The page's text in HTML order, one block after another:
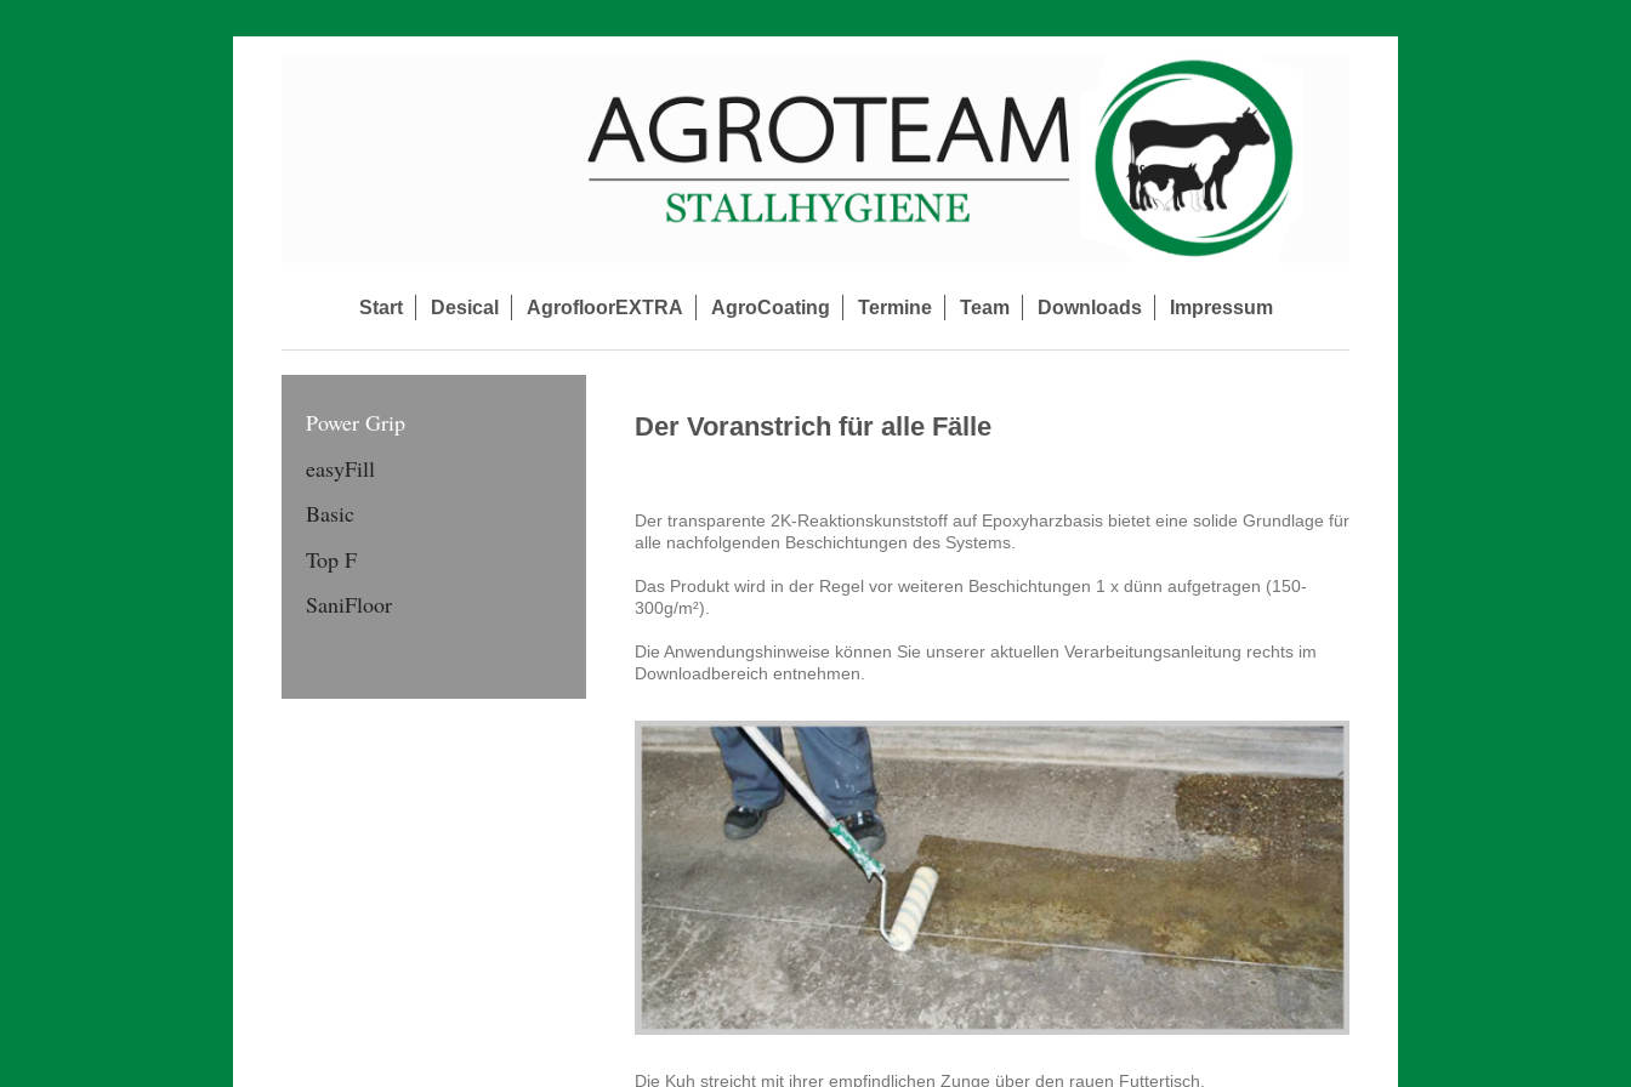
Start Desical AgrofloorEXTRA AgroCoating Termine Team Downloads Impressum
Der Voranstrich für alle Fälle
Der transparente 2K-Reaktionskunststoff auf Epoxyharzbasis bietet eine solide Grundlage für
alle nachfolgenden Beschichtungen des Systems.
Das Produkt wird in der Regel vor weiteren Beschichtungen 1 x dünn aufgetragen (150-
300g/m²).
Die Anwendungshinweise können Sie unserer aktuellen Verarbeitungsanleitung rechts im
Downloadbereich entnehmen.
Die Kuh streicht mit ihrer empfindlichen Zunge über den rauen Futtertisch.
Power Grip
easyFill
Basic
Top F
SaniFloor